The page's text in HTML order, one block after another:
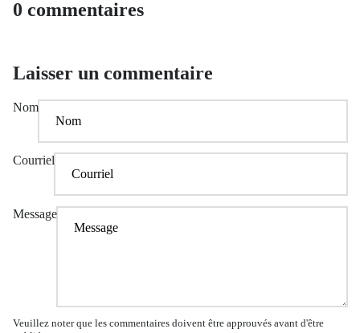
0 commentaires
Laisser un commentaire
Nom
Courriel
Message
Veuillez noter que les commentaires doivent être approuvés avant d'être